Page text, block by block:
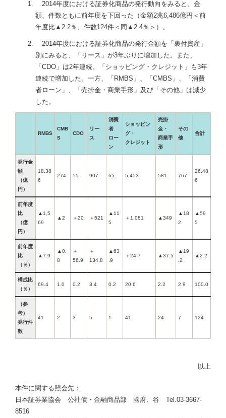
2014年度における証券化商品の発行動向をみると、金
額、件数ともに前年度を下回った（金額2兆6,486億円＜前
年度比▲2.2％、件数124件＜同▲2.4％＞）。
2014年度における証券化商品の発行金額を「裏付資産」
別にみると、「リース」が3年ぶりに増加した。また、
「CDO」は2年連続、「ショッピング・クレジット」も3年
連続で増加した。一方、「RMBS」、「CMBS」、「消費
者ローン」、「売掛金・商業手形」及び「その他」は減少
した。
RMBS
CMB
S
CDO
リー
ス
消費
者
ロー
ン
ショッピン
グ・
クレジット
売掛
金・
商業手
形
その
他
合計
発行金
額
（億
円）
18,38
6
274 55 907 65 5,453 581 767
26,48
6
前年度
比
（億
円）
▲1,5
69
▲2 ＋20 ＋521
▲11
5
＋1,081 ▲349
▲18
2
▲59
5
前年度
比
（％）
▲7.9
▲0.
8
＋
56.9
＋
134.8
▲63
.9
＋24.7 ▲37.5
▲19
.2
▲2.2
構成比
（％）
69.4 1.0 0.2 3.4 0.2 20.6 2.2 2.9 100.0
（参
考）
発行件
数
41 2 3 5 1 41 24 7 124
以上
本件に関する照会先：
日本証券業協会 公社債・金融商品部 國府、谷 Tel.03-3667-
8516